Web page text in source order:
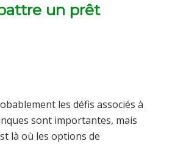
un prêt
les défis associés à
sont importantes, mais
là où les options de